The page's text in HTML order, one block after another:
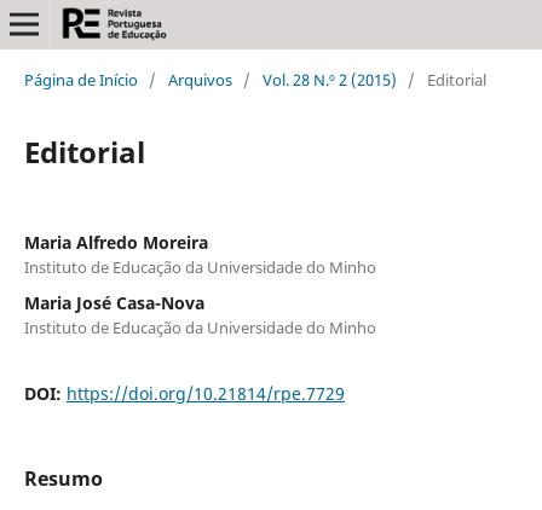
Página de Início / Arquivos / Vol. 28 N.º 2 (2015) / Editorial
Editorial
Maria Alfredo Moreira
Instituto de Educação da Universidade do Minho
Maria José Casa-Nova
Instituto de Educação da Universidade do Minho
DOI: https://doi.org/10.21814/rpe.7729
Resumo